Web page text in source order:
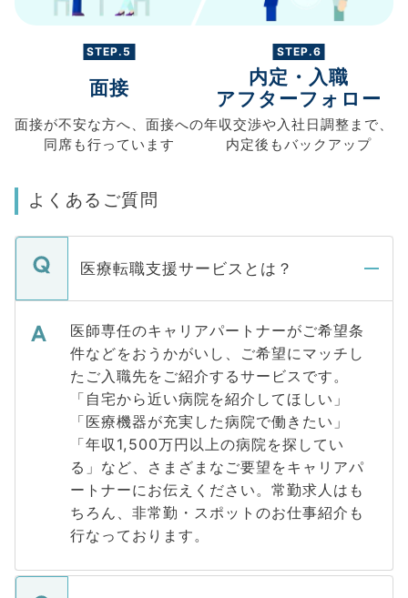
STEP.5
面接
面接が不安な方へ、 面接への
同席も行っています
STEP.6
内定・入職
アフターフォロー
年収交渉や入社日調整まで、
内定後もバックアップ
よくあるご質問
医療転職支援サービスとは？
医師専任のキャリアパートナーがご希望条
件などをおうかがいし、ご希望にマッチし
たご入職先をご紹介するサービスです。
「自宅から近い病院を紹介してほしい」
「医療機器が充実した病院で働きたい」
「年収1,500万円以上の病院を探してい
る」など、さまざまなご要望をキャリアパ
ートナーにお伝えください。常勤求人はも
ちろん、非常勤・スポットのお仕事紹介も
行なっております。